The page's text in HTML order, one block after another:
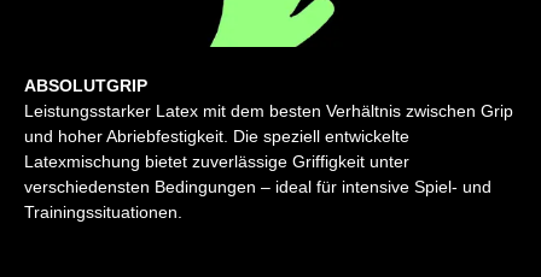
ABSOLUTGRIP
Leistungsstarker Latex mit dem besten Verhältnis zwischen Grip
und hoher Abriebfestigkeit. Die speziell entwickelte
Latexmischung bietet zuverlässige Griffigkeit unter
verschiedensten Bedingungen – ideal für intensive Spiel- und
Trainingssituationen.